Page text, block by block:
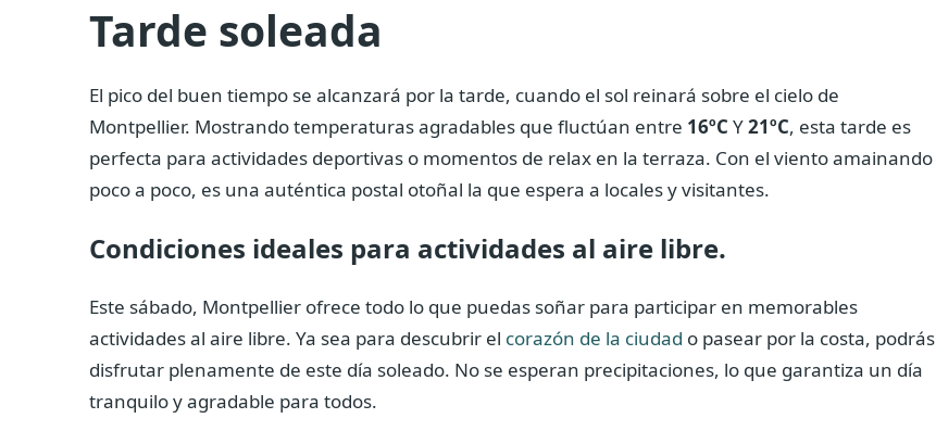
Tarde soleada
El pico del buen tiempo se alcanzará por la tarde, cuando el sol reinará sobre el cielo de
Montpellier. Mostrando temperaturas agradables que fluctúan entre 16ºC Y21ºC, esta tarde es
perfecta para actividades deportivas o momentos de relax en la terraza. Con el viento amainando
poco a poco, es una auténtica postal otoñal la que espera a locales y visitantes.
Condiciones ideales para actividades al aire libre.
Este sábado, Montpellier ofrece todo lo que puedas soñar para participar en memorables
actividades al aire libre. Ya sea para descubrir el corazón de la ciudad o pasear por la costa, podrás
disfrutar plenamente de este día soleado. No se esperan precipitaciones, lo que garantiza un día
tranquilo y agradable para todos.